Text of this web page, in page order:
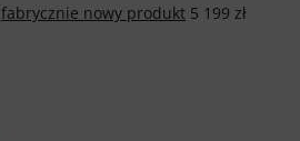
fabrycznie nowy produkt 5 199 zł